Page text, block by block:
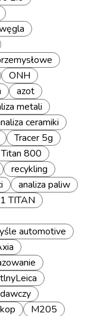
ONH
azot
metali
ceramiki
Tracer 5g
800
recykling
analiza paliw
TITAN
automotive
M205